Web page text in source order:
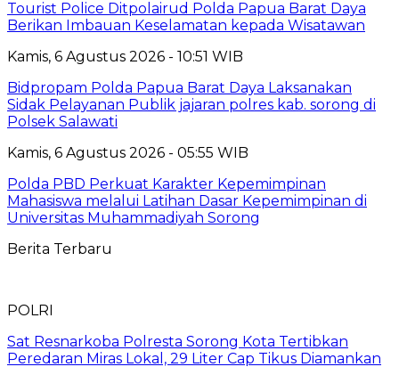
Tourist Police Ditpolairud Polda Papua Barat Daya
Berikan Imbauan Keselamatan kepada Wisatawan
Kamis, 6 Agustus 2026 - 10:51 WIB
Bidpropam Polda Papua Barat Daya Laksanakan
Sidak Pelayanan Publik jajaran polres kab. sorong di
Polsek Salawati
Kamis, 6 Agustus 2026 - 05:55 WIB
Polda PBD Perkuat Karakter Kepemimpinan
Mahasiswa melalui Latihan Dasar Kepemimpinan di
Universitas Muhammadiyah Sorong
Berita Terbaru
POLRI
Sat Resnarkoba Polresta Sorong Kota Tertibkan
Peredaran Miras Lokal, 29 Liter Cap Tikus Diamankan